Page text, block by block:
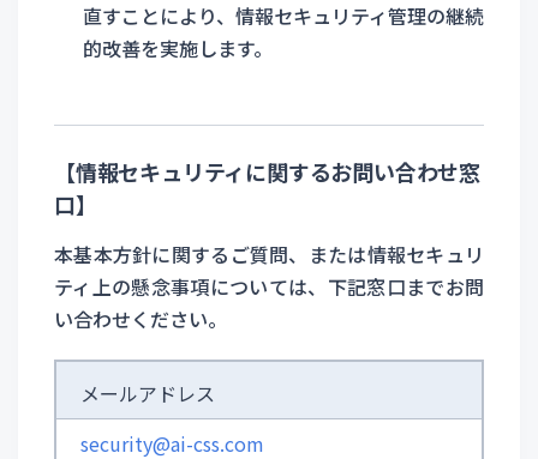
直すことにより、情報セキュリティ管理の継続
的改善を実施します。
【情報セキュリティに関するお問い合わせ窓
口】
本基本方針に関するご質問、または情報セキュリ
ティ上の懸念事項については、下記窓口までお問
い合わせください。
メールアドレス
security@ai-css.com